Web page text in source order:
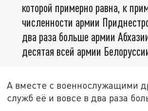
которой примерно равна, к
численности армии
два раза больше армии
десятая всей армии
А вместе с военнослужащими
служб её и вовсе в два раза